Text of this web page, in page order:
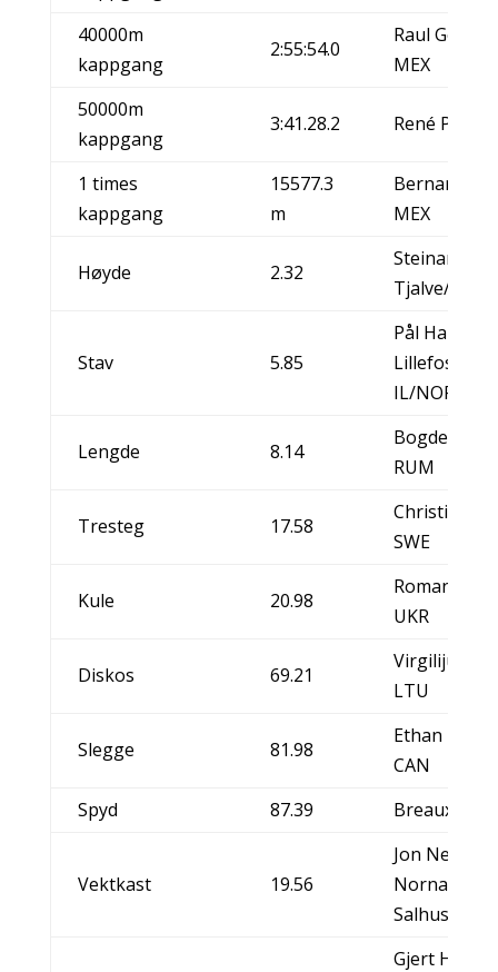
40000m
kappgang
2:55:54.0
Raul
MEX
50000m
kappgang
3:41.28.2 René Piller,
1 times
kappgang
15577.3
m
Bernardo
MEX
Høyde 2.32
Steinar
Tjalve/NOR
Stav 5.85
Pål Haugen
Lillefosse,
IL/NOR
Lengde 8.14
Bogden
RUM
Tresteg 17.58
Christian
SWE
Kule 20.98
Roman
UKR
Diskos 69.21
Virgilijus
LTU
Slegge 81.98
Ethan
CAN
Spyd
87.39 Breaux
Vektkast 19.56
Jon Nerdal,
Norna-
Salhus/NOR
Gjert Høie